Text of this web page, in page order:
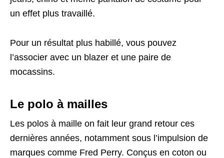
un effet plus travaillé.
Pour un résultat plus habillé, vous pouvez
l’associer avec un blazer et une paire de
mocassins.
Le polo à mailles
Les polos à maille on fait leur grand retour ces
dernières années, notamment sous l’impulsion de
marques comme Fred Perry. Conçus en coton ou